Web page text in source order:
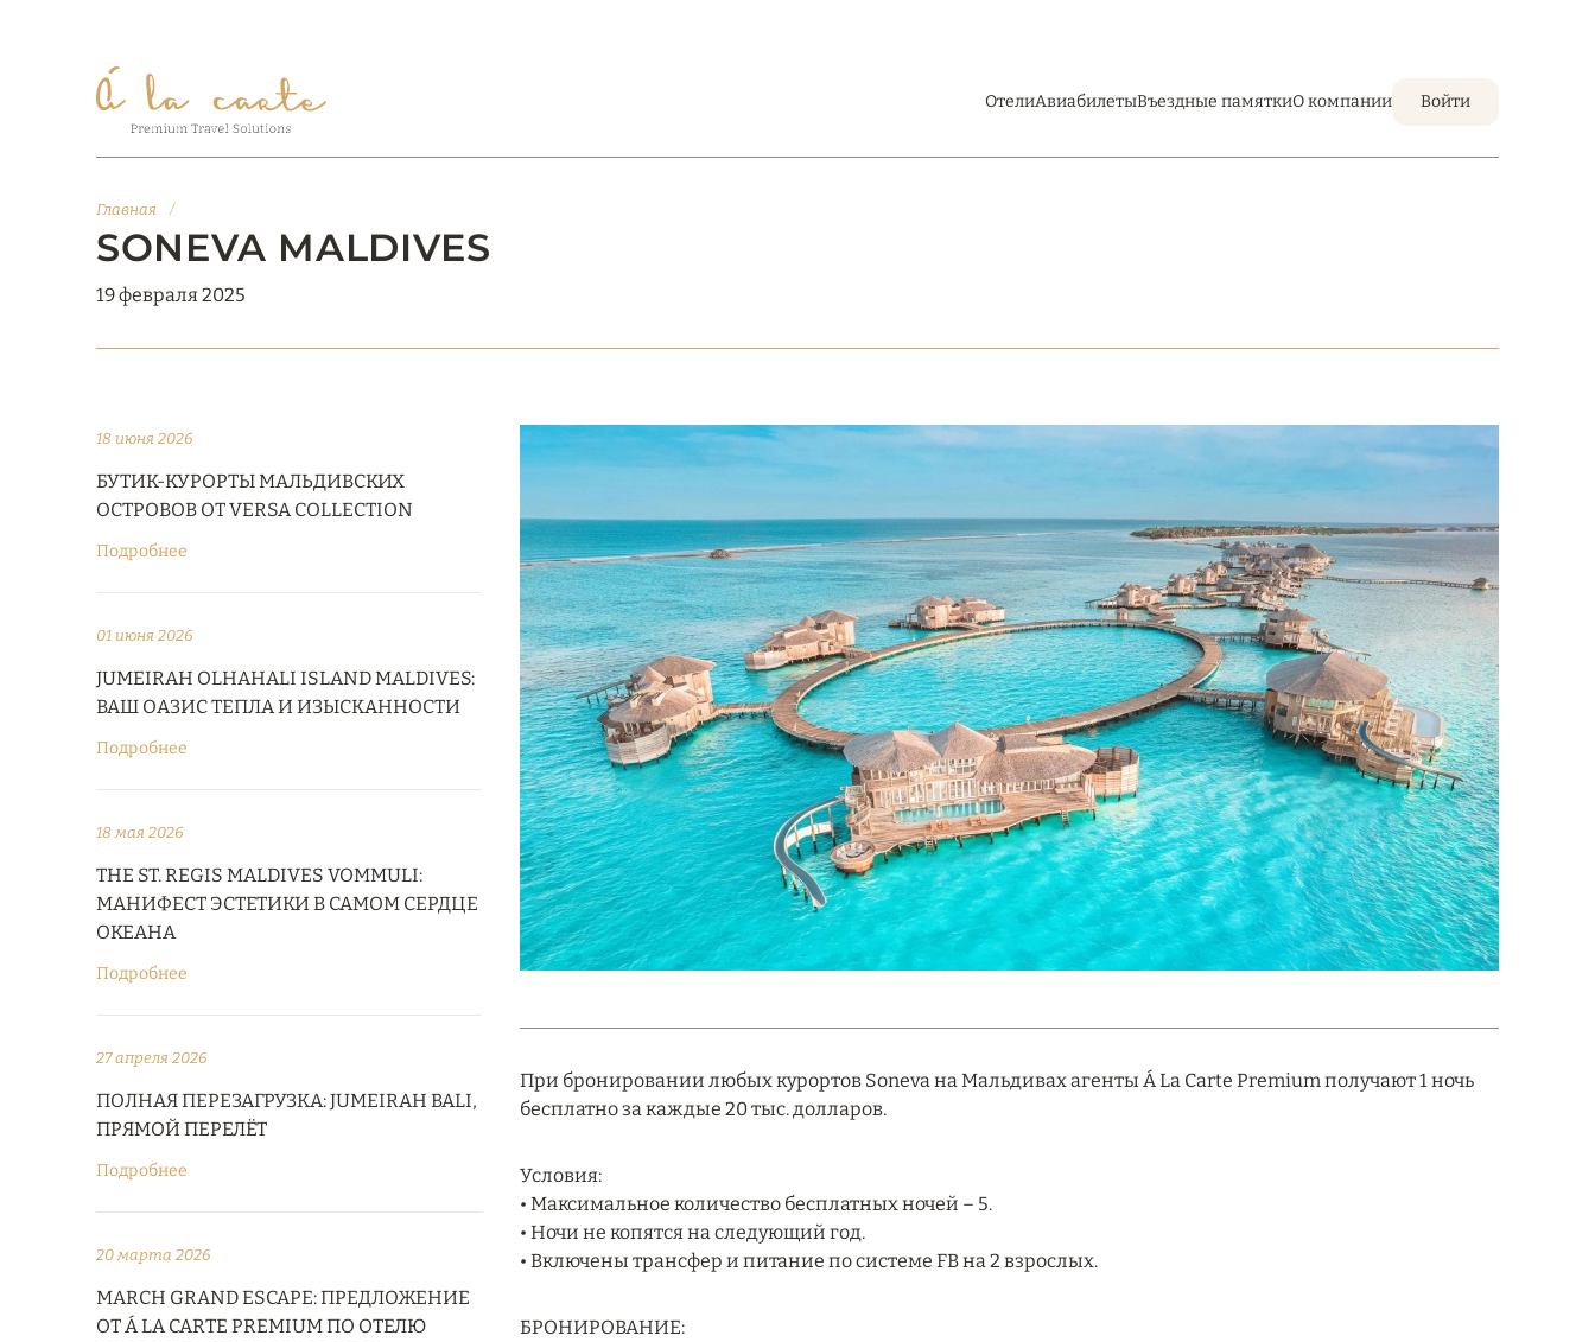
ОтелиАвиабилетыВъездные памяткиО компании Войти
Главная /
SONEVA MALDIVES
19 февраля 2025
18 июня 2026
БУТИК-КУРОРТЫ МАЛЬДИВСКИХ
ОСТРОВОВ ОТ VERSA COLLECTION
Подробнее
01 июня 2026
JUMEIRAH OLHAHALI ISLAND MALDIVES:
ВАШ ОАЗИС ТЕПЛА И ИЗЫСКАННОСТИ
Подробнее
18 мая 2026
THE ST. REGIS MALDIVES VOMMULI:
МАНИФЕСТ ЭСТЕТИКИ В САМОМ СЕРДЦЕ
ОКЕАНА
Подробнее
27 апреля 2026
ПОЛНАЯ ПЕРЕЗАГРУЗКА: JUMEIRAH BALI,
ПРЯМОЙ ПЕРЕЛЁТ
Подробнее
20 марта 2026
MARCH GRAND ESCAPE: ПРЕДЛОЖЕНИЕ
ОТ Á LA CARTE PREMIUM ПО ОТЕЛЮ
При бронировании любых курортов Soneva на Мальдивах агенты Á La Carte Premium получают 1 ночь
бесплатно за каждые 20 тыс. долларов.
Условия:
• Максимальное количество бесплатных ночей – 5.
• Ночи не копятся на следующий год.
• Включены трансфер и питание по системе FB на 2 взрослых.
БРОНИРОВАНИЕ: